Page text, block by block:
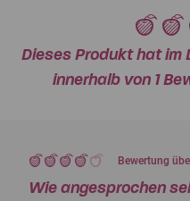
Dieses Produkt hat im
innerhalb von 1
Bewertung
Wie angesprochen